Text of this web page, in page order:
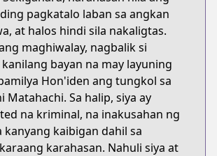
pagkatalo laban sa angkan
at halos hindi sila nakaligtas.
maghiwalay, nagbalik si
bayan na may layuning
Hon'iden ang tungkol sa
Matahachi. Sa halip, siya ay
na kriminal, na inakusahan ng
kanyang kaibigan dahil sa
karahasan. Nahuli siya at